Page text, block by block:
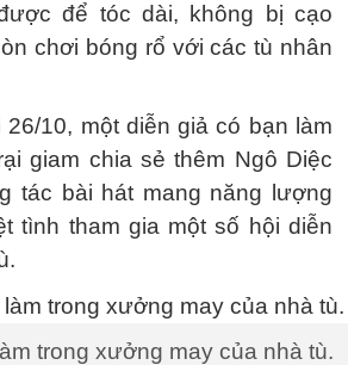
để tóc dài, không bị cạo
chơi bóng rổ với các tù nhân
10, một diễn giả có bạn làm
giam chia sẻ thêm Ngô Diệc
tác bài hát mang năng lượng
tình tham gia một số hội diễn
trong xưởng may của nhà tù.